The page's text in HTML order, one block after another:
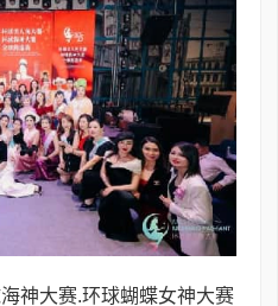
神大赛.环球蝴蝶女神大赛